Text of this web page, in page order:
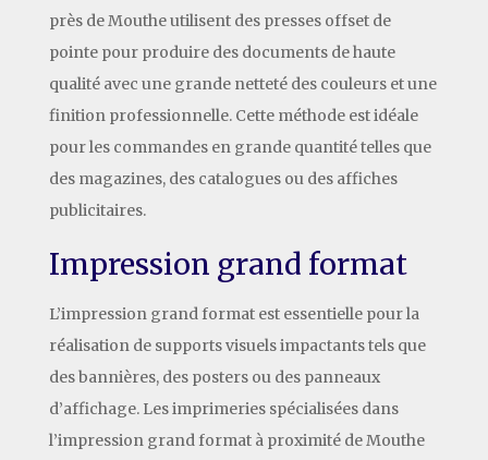
près de Mouthe utilisent des presses offset de
pointe pour produire des documents de haute
qualité avec une grande netteté des couleurs et une
finition professionnelle. Cette méthode est idéale
pour les commandes en grande quantité telles que
des magazines, des catalogues ou des affiches
publicitaires.
Impression grand format
L’impression grand format est essentielle pour la
réalisation de supports visuels impactants tels que
des bannières, des posters ou des panneaux
d’affichage. Les imprimeries spécialisées dans
l’impression grand format à proximité de Mouthe